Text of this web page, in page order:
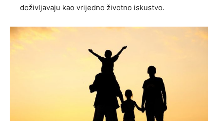
doživljavaju kao vrijedno životno iskustvo.